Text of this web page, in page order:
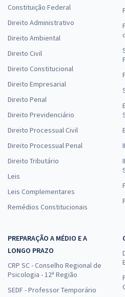
Constituição Federal
Direito Administrativo
Direito Ambiental
Direito Civil
Direito Constitucional
Direito Empresarial
Direito Penal
Direito Previdenciário
Direito Processual Civil
Direito Processual Penal
Direito Tributário
Leis
Leis Complementares
Remédios Constitucionais
PREPARAÇÃO A MÉDIO E A
LONGO PRAZO
CRP SC - Conselho Regional de
Psicologia - 12ª Região
SEDF - Professor Temporário